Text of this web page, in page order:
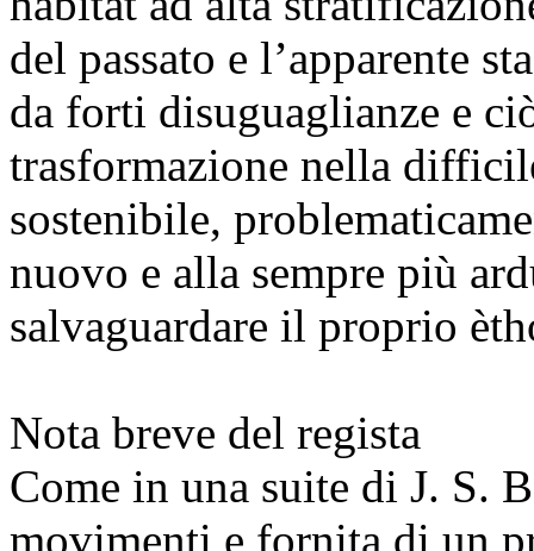
del passato e l’apparente
da forti disuguaglianze e
trasformazione nella
sostenibile,
nuovo e alla sempre più
salvaguardare il proprio
Nota breve del regista
Come in una suite di J. S.
movimenti e fornita di un